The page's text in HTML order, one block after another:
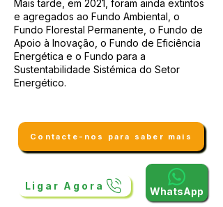
Mais tarde, em 2021, foram ainda extintos
e agregados ao Fundo Ambiental, o
Fundo Florestal Permanente, o Fundo de
Apoio à Inovação, o Fundo de Eficiência
Energética e o Fundo para a
Sustentabilidade Sistémica do Setor
Energético.
Contacte-nos para saber mais
Ligar Agora WhatsApp